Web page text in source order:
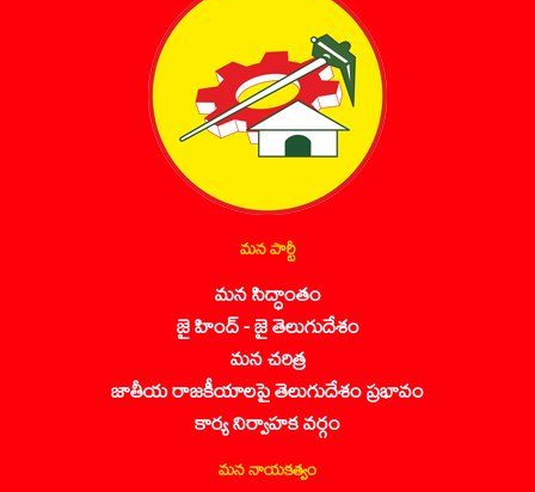
మన పార్టీ
మన సిద్ధాంతం
జై హింద్ - జై తెలుగుదేశం
మన చరిత్ర
జాతీయ రాజకీయాలపై తెలుగుదేశం ప్రభావం
కార్య నిర్వాహక వర్గం
మన నాయకత్వం